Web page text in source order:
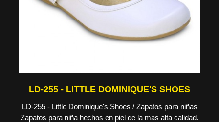
LD-255 - LITTLE DOMINIQUE'S SHOES
LD-255 - Little Dominique's Shoes / Zapatos para niñas
Zapatos para niña hechos en piel de la mas alta calidad.